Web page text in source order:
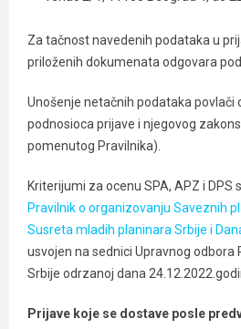
Za tačnost navedenih podataka u
priloženih dokumenata odgovara
Unošenje netačnih podataka povlači
podnosioca prijave i njegovog
pomenutog Pravilnika).
Kriterijumi za ocenu SPA, APZ i DPS
Pravilnik o organizovanju Saveznih
Susreta mladih planinara Srbije i
usvojen na sednici Upravnog odbora
Srbije odrzanoj dana
Prijave koje se dostave posle